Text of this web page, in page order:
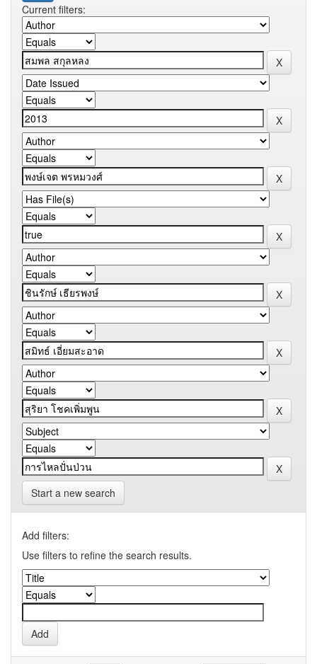
Current filters:
Start a new search
Add filters:
Use filters to refine the search results.